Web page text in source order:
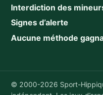
Interdiction des
Signes d’alerte
Aucune méthode
© 2000-2026 Sport-